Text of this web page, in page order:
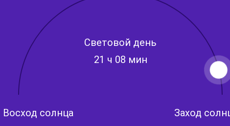
Световой день
21 ч 08 мин
Восход солнца Заход